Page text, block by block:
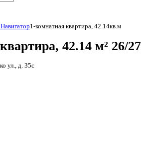
квартира,
ул., д. 35с